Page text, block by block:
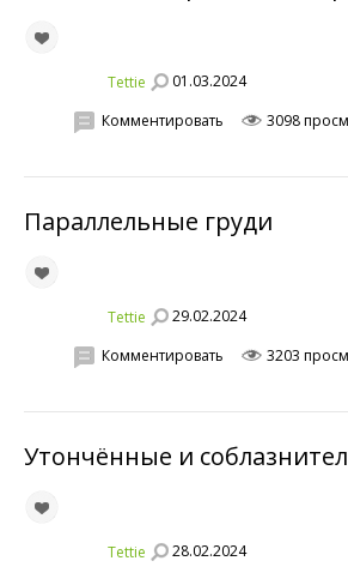
Tettie 01.03.2024
Комментировать 3098
Параллельные груди
Tettie 29.02.2024
Комментировать 3203
Утончённые и
Tettie 28.02.2024